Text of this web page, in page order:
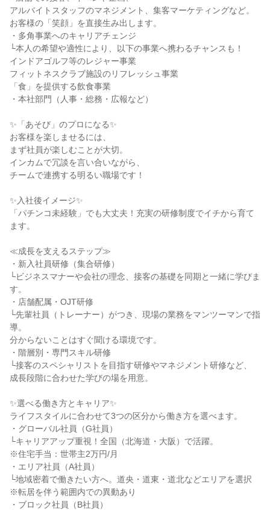
アルバイトスタッフのマネジメント、集客マーケティングなど。
お客様の「笑顔」を直接生み出します。
・多角事業へのキャリアチェンジ
└本人の希望や適性により、以下の事業へ携わるチャンスも！
インドアゴルフ等のレジャー事業
フィットネスクラブ施設のリフレッシュ事業
「食」を提供する飲食事業
・本社部門（人事・総務・広報など）
✨「あそび」のプロになる✨
お客様を楽しませるには、
まず社員が楽しむことが大切。
インカムで冗談を言い合いながら、
チームで連携する明るい職場です！
✨入社後イメージ✨
「パチンコ未経験」でも大丈夫！充実の研修制度でイチから育て
ます。
≪成長を支えるステップ≫
・新入社員研修（集合研修）
└ビジネスマナーや会社の理念、接客の基礎を同期と一緒に学びま
す。
・店舗配属・OJT研修
└先輩社員（トレーナー）がつき、現場の業務をマンツーマンで指
導。
分からないことはすぐ聞ける環境です。
・階層別・専門スキル研修
└接客のスペシャリストを目指す研修やマネジメント研修など、
成長段階に合わせた学びの場を用意。
✨選べる働き方とキャリア✨
ライフスタイルに合わせて3つの区分から働き方を選べます。
・グローバル社員（G社員）
└キャリアアップ重視！全国（北海道・大阪）で活躍。
※住宅手当：世帯主2万円/月
・エリア社員（A社員）
└地域密着で働きたい方へ。道央・道東・道北などエリアを選択
※転居を伴う範囲内での異動あり
・ブロック社員（B社員）